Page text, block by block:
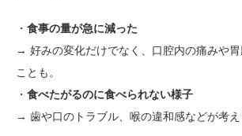
・ 食事の量が急に減った
→ 好みの変化だけでなく、口腔内の痛みや
ことも。
・ 食べたがるのに食べられない様子
→ 歯や口のトラブル、喉の違和感などが考え